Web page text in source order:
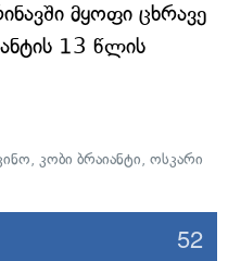
მყოფი ცხრავე
13 წლის
, კობი ბრაიანტი, ოსკარი
52